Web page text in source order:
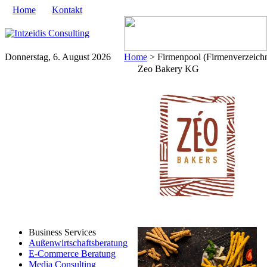
Home Kontakt
Donnerstag, 6. August 2026 Home > Firmenpool
Business Services
Außenwirtschaftsberatung
E-Commerce Beratung
Media Consulting
Zeo Bakery KG